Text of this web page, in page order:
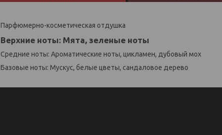
Парфюмерно-косметическая отдушка
Верхние ноты: Мята, зеленые ноты
Средние ноты: Ароматические ноты, цикламен, дубовый мох
Базовые ноты: Мускус, белые цветы, сандаловое дерево